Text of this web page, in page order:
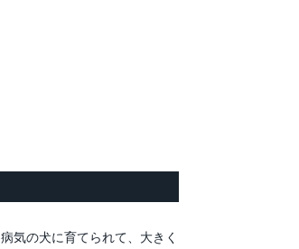
病気の犬に育てられて、大きく